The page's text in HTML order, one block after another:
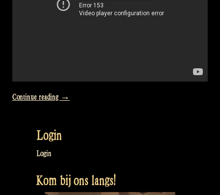
Continue reading “Video:
your
Rapalje
Show
→
Login
Login
Kom bij ons langs!